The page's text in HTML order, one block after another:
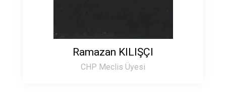
Ramazan KILIŞÇI
CHP Meclis Üyesi